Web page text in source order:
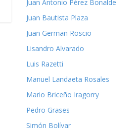
Juan Antonio Pérez Bonalde
Juan Bautista Plaza
Juan German Roscio
Lisandro Alvarado
Luis Razetti
Manuel Landaeta Rosales
Mario Briceño Iragorry
Pedro Grases
Simón Bolívar